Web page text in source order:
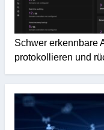
Schwer erkennbare
protokollieren und